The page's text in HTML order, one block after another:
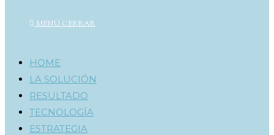
MENÚ CERRAR
HOME
LA SOLUCIÓN
RESULTADO
TECNOLOGÍA
ESTRATEGIA